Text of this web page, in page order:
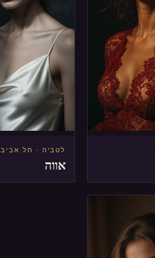
לטביה · תל אביב
אווה